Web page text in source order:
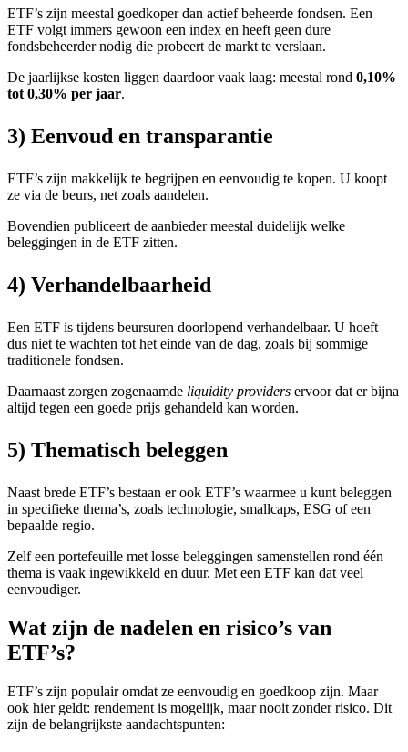
ETF’s zijn meestal goedkoper dan actief beheerde fondsen. Een
ETF volgt immers gewoon een index en heeft geen dure
fondsbeheerder nodig die probeert de markt te verslaan.
De jaarlijkse kosten liggen daardoor vaak laag: meestal rond 0,10%
tot 0,30% per jaar.
3) Eenvoud en transparantie
ETF’s zijn makkelijk te begrijpen en eenvoudig te kopen. U koopt
ze via de beurs, net zoals aandelen.
Bovendien publiceert de aanbieder meestal duidelijk welke
beleggingen in de ETF zitten.
4) Verhandelbaarheid
Een ETF is tijdens beursuren doorlopend verhandelbaar. U hoeft
dus niet te wachten tot het einde van de dag, zoals bij sommige
traditionele fondsen.
Daarnaast zorgen zogenaamde liquidity providers ervoor dat er bijna
altijd tegen een goede prijs gehandeld kan worden.
5) Thematisch beleggen
Naast brede ETF’s bestaan er ook ETF’s waarmee u kunt beleggen
in specifieke thema’s, zoals technologie, smallcaps, ESG of een
bepaalde regio.
Zelf een portefeuille met losse beleggingen samenstellen rond één
thema is vaak ingewikkeld en duur. Met een ETF kan dat veel
eenvoudiger.
Wat zijn de nadelen en risico’s van
ETF’s?
ETF’s zijn populair omdat ze eenvoudig en goedkoop zijn. Maar
ook hier geldt: rendement is mogelijk, maar nooit zonder risico. Dit
zijn de belangrijkste aandachtspunten: